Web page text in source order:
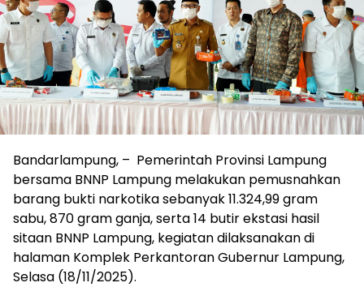
Bandarlampung, – Pemerintah Provinsi Lampung
bersama BNNP Lampung melakukan pemusnahkan
barang bukti narkotika sebanyak 11.324,99 gram
sabu, 870 gram ganja, serta 14 butir ekstasi hasil
sitaan BNNP Lampung, kegiatan dilaksanakan di
halaman Komplek Perkantoran Gubernur Lampung,
Selasa (18/11/2025).